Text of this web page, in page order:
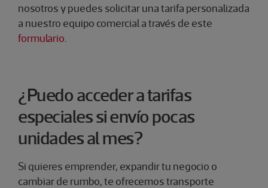
nosotros y puedes solicitar una tarifa personalizada
a nuestro equipo comercial a través de este
formulario
​¿Puedo acceder a tarifas
especiales si envío pocas
unidades al mes?
Si quieres emprender, expandir tu negocio o
cambiar de rumbo, te ofrecemos transporte